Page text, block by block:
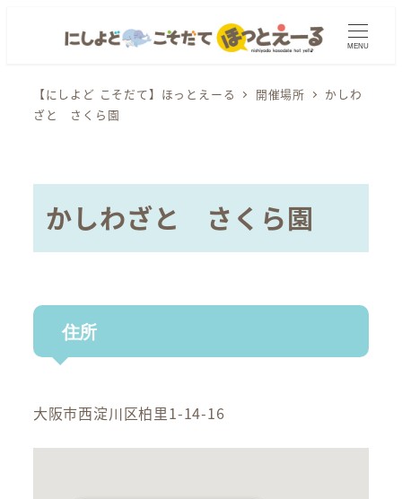
MENU
【にしよど こそだて】ほっとえーる 開催場所
かしわ
ざと さくら園
かしわざと さくら園
住所
大阪市西淀川区柏里1-14-16